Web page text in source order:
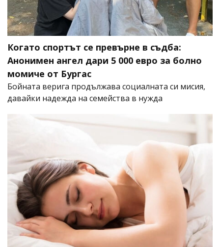
Когато спортът се превърне в съдба:
Анонимен ангел дари 5 000 евро за болно
момиче от Бургас
Бойната верига продължава социалната си мисия,
давайки надежда на семейства в нужда